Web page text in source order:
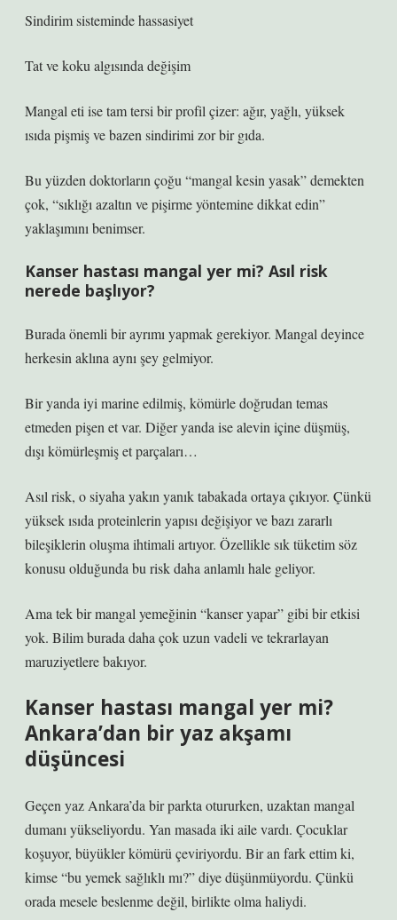
Sindirim sisteminde hassasiyet
Tat ve koku algısında değişim
Mangal eti ise tam tersi bir profil çizer: ağır, yağlı, yüksek
ısıda pişmiş ve bazen sindirimi zor bir gıda.
Bu yüzden doktorların çoğu “mangal kesin yasak” demekten
çok, “sıklığı azaltın ve pişirme yöntemine dikkat edin”
yaklaşımını benimser.
Kanser hastası mangal yer mi? Asıl risk
nerede başlıyor?
Burada önemli bir ayrımı yapmak gerekiyor. Mangal deyince
herkesin aklına aynı şey gelmiyor.
Bir yanda iyi marine edilmiş, kömürle doğrudan temas
etmeden pişen et var. Diğer yanda ise alevin içine düşmüş,
dışı kömürleşmiş et parçaları…
Asıl risk, o siyaha yakın yanık tabakada ortaya çıkıyor. Çünkü
yüksek ısıda proteinlerin yapısı değişiyor ve bazı zararlı
bileşiklerin oluşma ihtimali artıyor. Özellikle sık tüketim söz
konusu olduğunda bu risk daha anlamlı hale geliyor.
Ama tek bir mangal yemeğinin “kanser yapar” gibi bir etkisi
yok. Bilim burada daha çok uzun vadeli ve tekrarlayan
maruziyetlere bakıyor.
Kanser hastası mangal yer mi?
Ankara’dan bir yaz akşamı
düşüncesi
Geçen yaz Ankara’da bir parkta otururken, uzaktan mangal
dumanı yükseliyordu. Yan masada iki aile vardı. Çocuklar
koşuyor, büyükler kömürü çeviriyordu. Bir an fark ettim ki,
kimse “bu yemek sağlıklı mı?” diye düşünmüyordu. Çünkü
orada mesele beslenme değil, birlikte olma haliydi.